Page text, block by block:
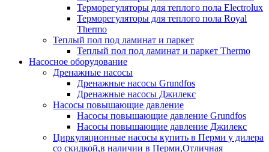
Терморегуляторы для теплого пола Electrolux
Терморегуляторы для теплого пола Royal
Thermo
Теплый пол под ламинат и паркет
Теплый пол под ламинат и паркет Thermo
Насосное оборудование
Дренажные насосы
Дренажные насосы Grundfos
Дренажные насосы Джилекс
Насосы повышающие давление
Насосы повышающие давление Grundfos
Насосы повышающие давление Джилекс
Циркуляционные насосы купить в Перми у дилера
со скидкой,в наличии в Перми,Отличная